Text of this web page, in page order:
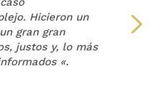
Hicieron un
gran gran
justos y, lo más
«.